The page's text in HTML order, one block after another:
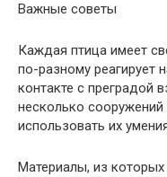
Важные советы
Каждая птица имеет
по-разному реагирует
контакте с преградой
несколько
использовать их
Материалы, из